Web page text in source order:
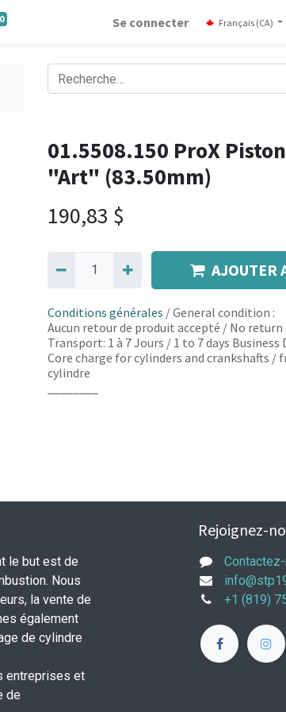
0 Se connecter Français (CA)
01.5508.150 ProX
"Art" (83.50mm)
190,83 $
AJOUTER
Conditions générales / General condition :
Aucun retour de produit accepté / No return
Transport: 1 à 7 Jours / 1 to 7 days Business
Core charge for cylinders and crankshafts /
cylindre
le but est de
Nous
la vente de
également
de cylindre
entreprises et
de
Rejoignez-
+1 (819)